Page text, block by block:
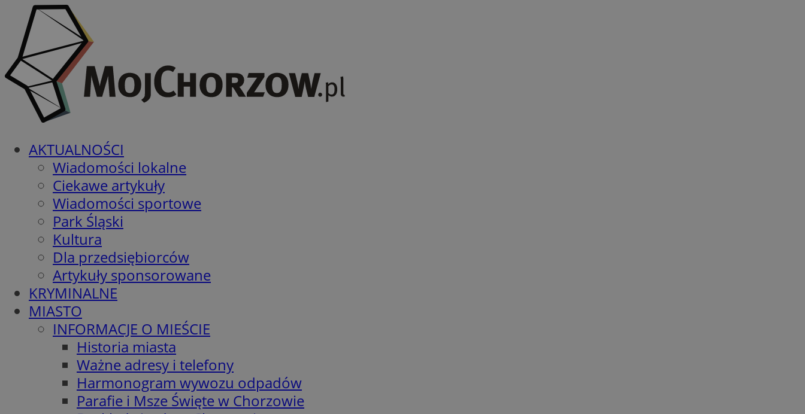
AKTUALNOŚCI
Wiadomości lokalne
Ciekawe artykuły
Wiadomości sportowe
Park Śląski
Kultura
Dla przedsiębiorców
Artykuły sponsorowane
KRYMINALNE
MIASTO
INFORMACJE O MIEŚCIE
Historia miasta
Ważne adresy i telefony
Harmonogram wywozu odpadów
Parafie i Msze Święte w Chorzowie